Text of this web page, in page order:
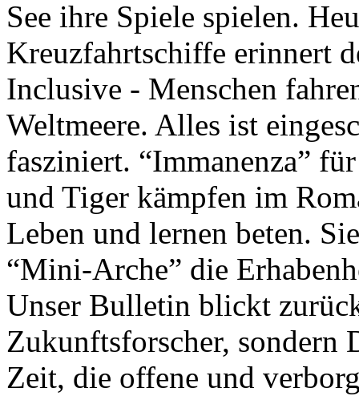
See ihre Spiele spielen.
Kreuzfahrtschiffe erinnert
Inclusive - Menschen
Weltmeere. Alles ist
fasziniert. “Immanenza”
und Tiger kämpfen im
Leben und lernen beten.
“Mini-Arche” die
Unser Bulletin blickt
Zukunftsforscher, sondern
Zeit, die offene und